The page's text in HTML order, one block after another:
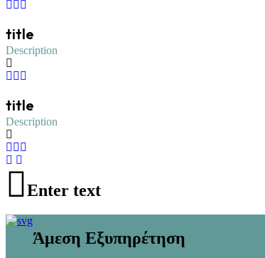
title
Description
title
Description
Enter text
Άμεση Εξυπηρέτηση